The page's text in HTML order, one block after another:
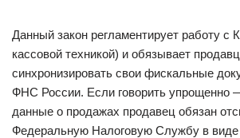
Данный закон регламентирует работу с
кассовой техникой) и обязывает
синхронизировать свои фискальные
ФНС России. Если говорить упрощенно
данные о продажах продавец обязан
Федеральную Налоговую Службу в